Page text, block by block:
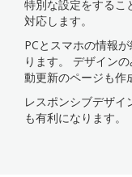
特別な設定をするこ
対応します。
PCとスマホの情報
ります。 デザイン
動更新のページも作
レスポンシブデザイ
も有利になります。